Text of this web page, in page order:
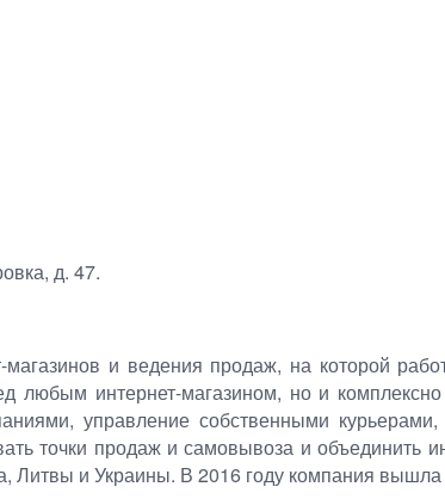
д. 47.
и ведения продаж, на которой
любым интернет-магазином, но и
управление собственными
точки продаж и самовывоза и объединить
Литвы и Украины. В 2016 году компания